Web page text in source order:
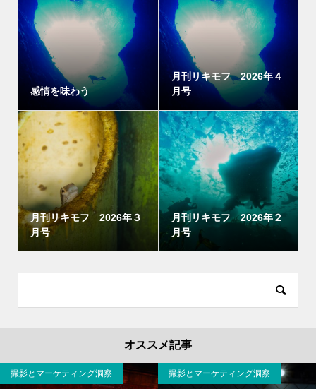
感情を味わう
月刊リキモフ 2026年４
月号
月刊リキモフ 2026年３
月号
月刊リキモフ 2026年２
月号
オススメ記事
グ洞察 撮影とマーケティング洞察 月刊リキモフ